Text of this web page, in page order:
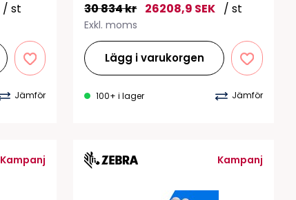
/ st
Jämför
30 834 kr 26208,9 SEK / st
Exkl. moms
Lägg i varukorgen
100+ i lager Jämför
Kampanj Kampanj